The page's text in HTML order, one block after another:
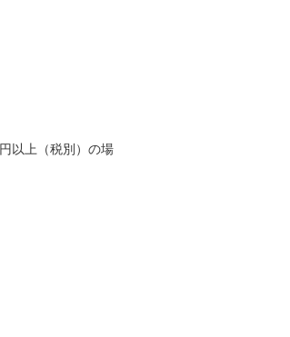
以上（税別）の場